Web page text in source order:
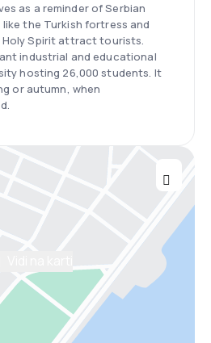
as a reminder of Serbian
like the Turkish fortress and
Spirit attract tourists.
industrial and educational
hosting 26,000 students. It
or autumn, when